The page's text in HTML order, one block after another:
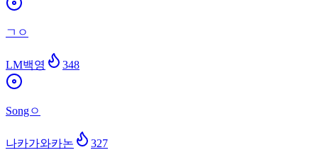
ㄱㅇ
LM백영 348
Songㅇ
나카가와카논 327